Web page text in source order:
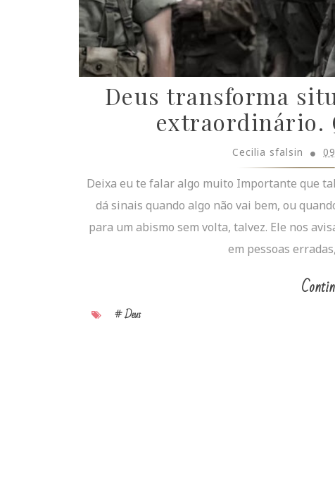
Deus transforma
extraordinário.
Cecilia sfalsin
Deixa eu te falar algo muito Importante que
dá sinais quando algo não vai bem, ou
para um abismo sem volta, talvez. Ele nos
em pessoas
# Deus